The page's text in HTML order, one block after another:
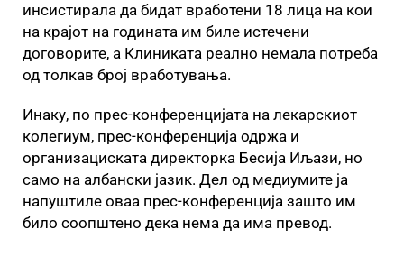
инсистирала да бидат вработени 18 лица на кои
на крајот на годината им биле истечени
договорите, а Клиниката реално немала потреба
од толкав број вработувања.
Инаку, по прес-конференцијата на лекарскиот
колегиум, прес-конференција одржа и
организациската директорка Бесија Иљази, но
само на албански јазик. Дел од медиумите ја
напуштиле оваа прес-конференција зашто им
било соопштено дека нема да има превод.